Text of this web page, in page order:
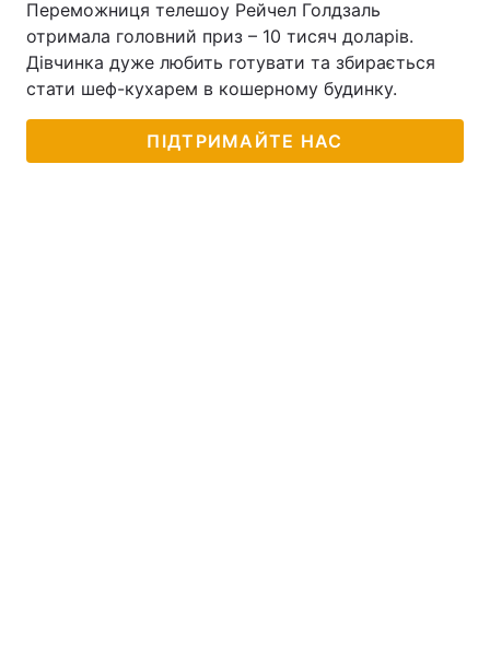
Архів Вакансії
Контакти
Переможниця телешоу Рейчел Голдзаль
отримала головний приз – 10 тисяч доларів.
Дівчинка дуже любить готувати та збирається
стати шеф-кухарем в кошерному будинку.
ПІДТРИМАЙТЕ НАС